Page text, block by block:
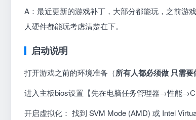
A：最近更新的游戏补丁，大部分都能玩，之前游
人硬件都能玩考虑清楚在下。
启动说明
打开游戏之前的环境准备（所有人都必须做 只需
进入主板bios设置【先在电脑任务管理器→性能
开启虚拟化： 找到 SVM Mode (AMD) 或 Intel